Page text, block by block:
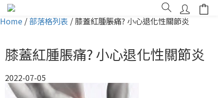
Home /部落格列表 /膝蓋紅腫脹痛? 小心退化性關節炎
膝蓋紅腫脹痛? 小心退化性關節炎
2022-07-05